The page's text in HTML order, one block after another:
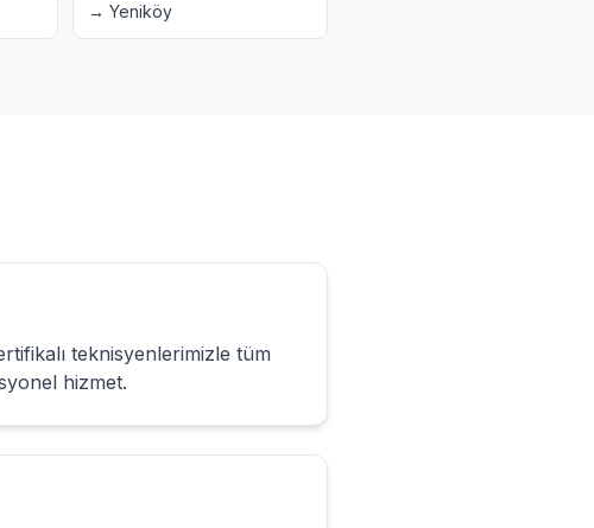
→ Yeniköy
teknisyenlerimizle tüm
hizmet.